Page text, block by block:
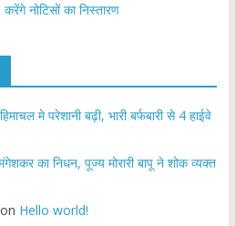
नोटिसों का निस्तारण
मे परेशानी बढ़ी, भारी बर्फबारी से 4 हाईवे
का निधन, पूज्य मोरारी बापू ने शोक व्यक्त
Hello world!